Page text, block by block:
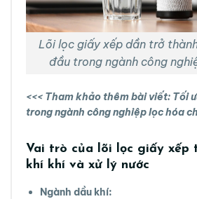
Lõi lọc giấy xếp dần trở
đầu trong ngành công
<<< Tham khảo thêm bài viết: Tối
trong ngành công nghiệp lọc hóa
Vai trò của lõi lọc giấy xếp
khí khí và xử lý nước
Ngành dầu khí: